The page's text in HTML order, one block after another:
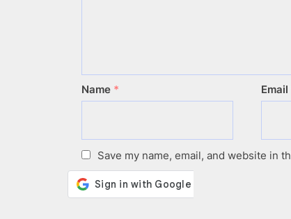
Name * Email
Save my name, email, and website in